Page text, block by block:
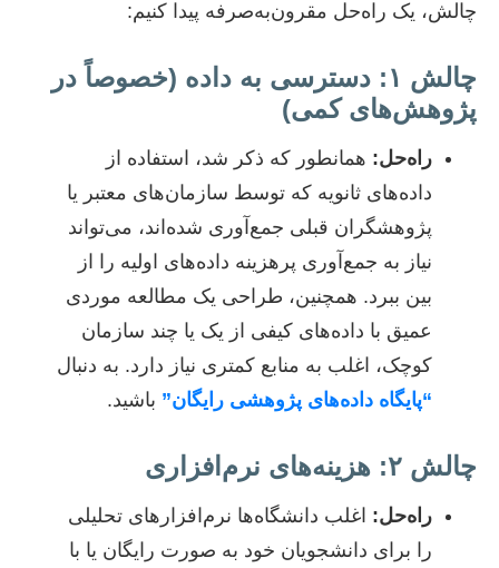
چالش، یک راه‌حل مقرون‌به‌صرفه پیدا کنیم:
چالش ۱: دسترسی به داده (خصوصاً در
پژوهش‌های کمی)
راه‌حل: همانطور که ذکر شد، استفاده از
داده‌های ثانویه که توسط سازمان‌های معتبر یا
پژوهشگران قبلی جمع‌آوری شده‌اند، می‌تواند
نیاز به جمع‌آوری پرهزینه داده‌های اولیه را از
بین ببرد. همچنین، طراحی یک مطالعه موردی
عمیق با داده‌های کیفی از یک یا چند سازمان
کوچک، اغلب به منابع کمتری نیاز دارد. به دنبال
“پایگاه داده‌های پژوهشی رایگان” باشید.
چالش ۲: هزینه‌های نرم‌افزاری
راه‌حل: اغلب دانشگاه‌ها نرم‌افزارهای تحلیلی
را برای دانشجویان خود به صورت رایگان یا با